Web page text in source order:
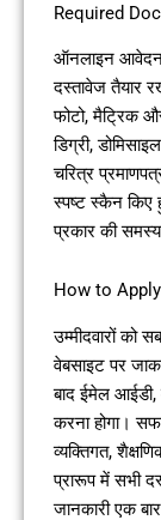
Required
ऑनलाइन आवेदन
दस्तावेज तैयार
फोटो, मैट्रिक
डिग्री,
चरित्र
स्पष्ट स्कैन किए
प्रकार की
How to Apply
उम्मीदवारों को
वेबसाइट पर
बाद ईमेल
करना होगा।
व्यक्तिगत,
प्रारूप में सभी
जानकारी एक